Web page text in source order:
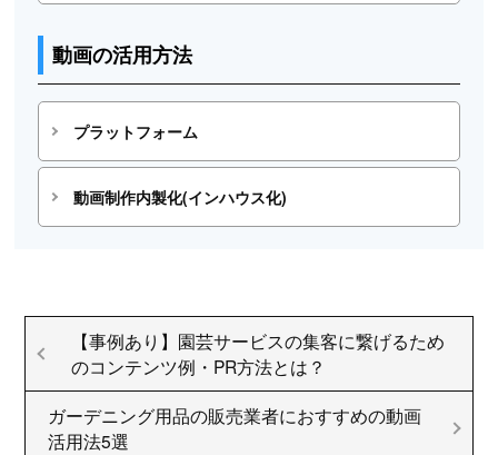
動画の活用方法
プラットフォーム
動画制作内製化(インハウス化)
【事例あり】園芸サービスの集客に繋げるため
のコンテンツ例・PR方法とは？
ガーデニング用品の販売業者におすすめの動画
活用法5選